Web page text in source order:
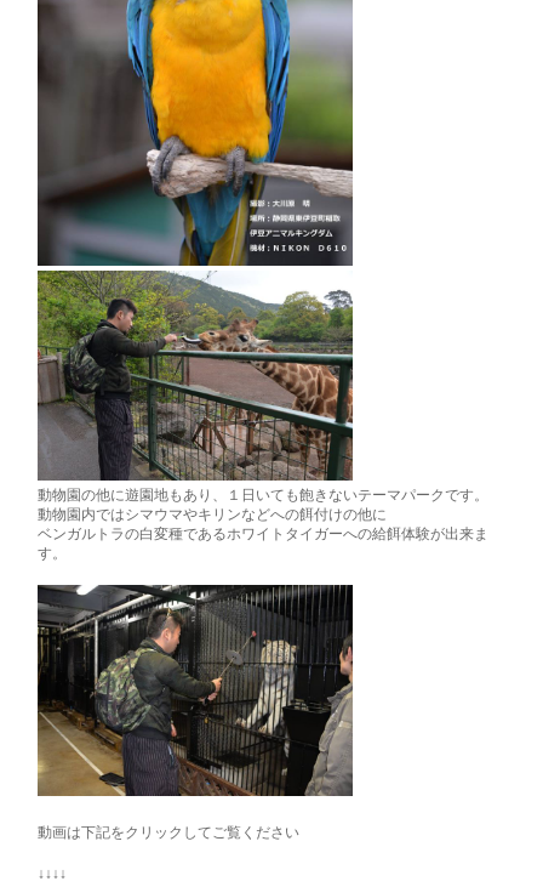
動物園の他に遊園地もあり、１日いても飽きないテーマパークです。
動物園内ではシマウマやキリンなどへの餌付けの他に
ベンガルトラの白変種であるホワイトタイガーへの給餌体験が出来ま
す。
動画は下記をクリックしてご覧ください
↓↓↓↓